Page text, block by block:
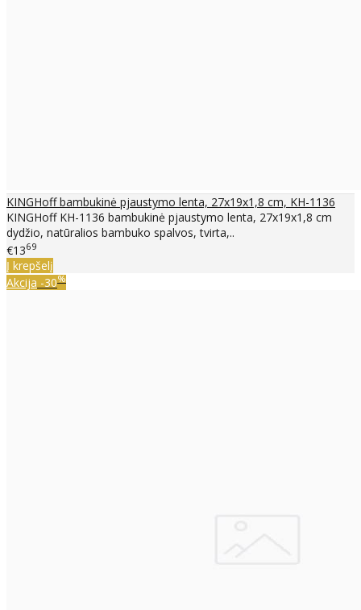
KINGHoff bambukinė pjaustymo lenta, 27x19x1,8 cm, KH-1136
KINGHoff KH-1136 bambukinė pjaustymo lenta, 27x19x1,8 cm
dydžio, natūralios bambuko spalvos, tvirta,..
€1369
Į krepšelį
Akcija -30%